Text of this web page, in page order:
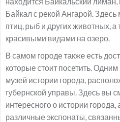
Байкал с рекой Ангарой.
птиц, рыб и других животных,
красивыми видами на озеро.
В самом городе также есть
которые стоит посетить. Одним
музей истории города,
губернской управы. Здесь вы
интересного о истории города,
различные экспонаты,